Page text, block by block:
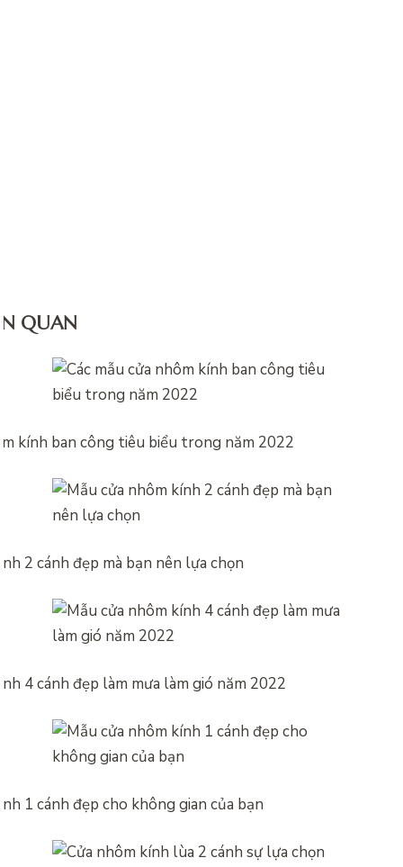
QUAN
kính ban công tiêu biểu trong năm 2022
2 cánh đẹp mà bạn nên lựa chọn
4 cánh đẹp làm mưa làm gió năm 2022
1 cánh đẹp cho không gian của bạn